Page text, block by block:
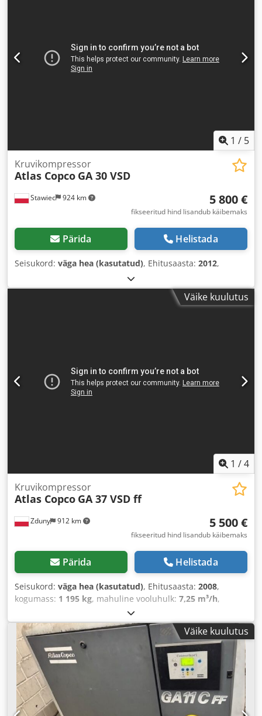
1 / 5
Stawiec 924 km
Kruvikompressor
Atlas Copco GA 30 VSD
5 800 €
fikseeritud hind lisandub käibemaks
Pärida Helistada
Seisukord: väga hea (kasutatud), Ehitusaasta: 2012,
Väike kuulutus
1 /4
Zduny 912 km
Kruvikompressor
Atlas Copco GA 37 VSD ff
5 500 €
fikseeritud hind lisandub käibemaks
Pärida Helistada
Seisukord: väga hea (kasutatud), Ehitusaasta: 2008,
kogumass: 1 195 kg, mahuline vooluhulk: 7,25 m³/h,
, sisendpinge:400 V
Väike kuulutus